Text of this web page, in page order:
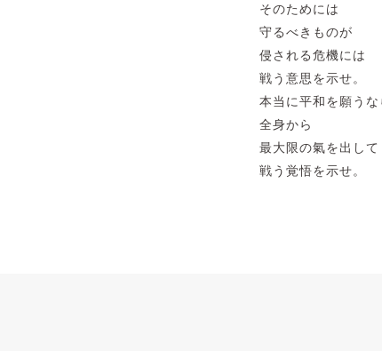
そのためには
守るべきものが
侵される危機には
戦う意思を示せ。
本当に平和を願うな
全身から
最大限の氣を出して
戦う覚悟を示せ。